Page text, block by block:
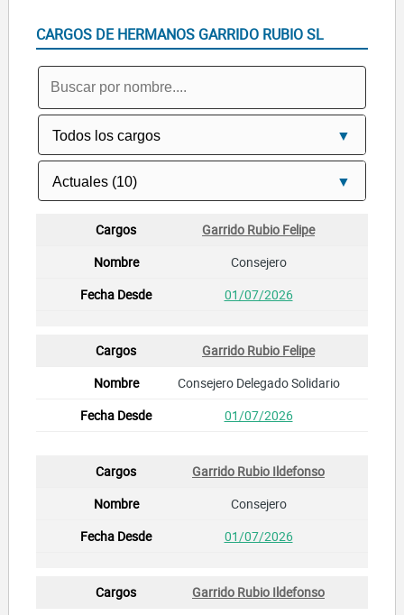
CARGOS DE HERMANOS GARRIDO RUBIO SL
Garrido Rubio Felipe
Consejero
01/07/2026
Garrido Rubio Felipe
Consejero Delegado Solidario
01/07/2026
Garrido Rubio Ildefonso
Consejero
01/07/2026
Garrido Rubio Ildefonso